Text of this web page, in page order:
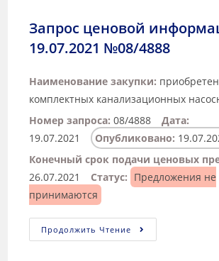
Запрос ценовой
19.07.2021 №08/4888
Наименование закупки:
комплектных канализационных
Номер запроса: 08/4888
Дата:
19.07.2021
Опубликовано:
Конечный срок подачи ценовых
26.07.2021
Статус: Предложения не
принимаются
Продолжить Чтение